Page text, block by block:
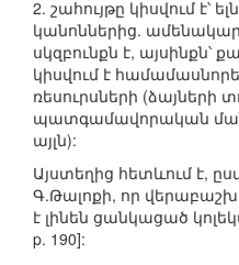
2. շահույթը կիսվում է՝
կանոններից.
սկզբունքն է, այսինքն՝
կիսվում է
ռեսուրսների (ձայների
պատգամավորական
այլն):
Այստեղից հետևում է,
Գ.Թալոքի, որ
է լինեն ցանկացած
p. 190]: